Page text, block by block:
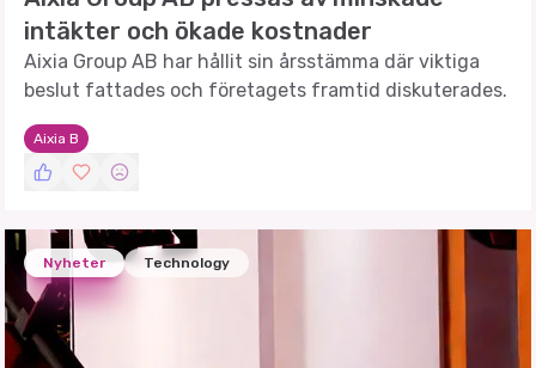
intäkter och ökade kostnader
Aixia Group AB har hållit sin årsstämma där viktiga
beslut fattades och företagets framtid diskuterades.
Aixia B
Nyheter Technology